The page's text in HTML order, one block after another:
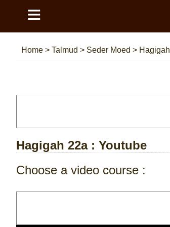
≡
Home > Talmud > Seder Moed > Hagigah
Hagigah 22a: Youtube
Choose a video course :